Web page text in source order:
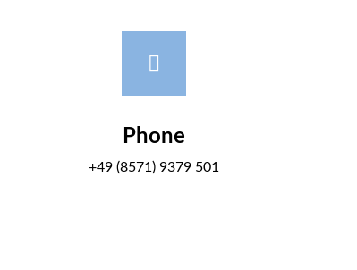
Phone
+49 (8571) 9379 501